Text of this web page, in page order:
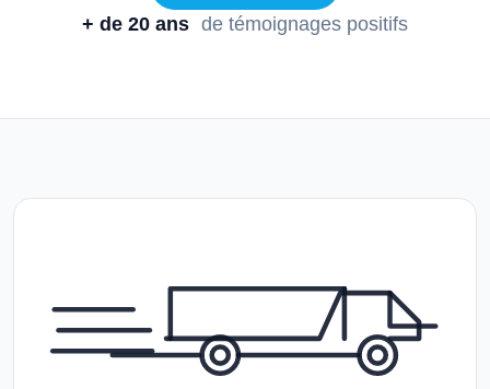
+ de 20 ans de témoignages positifs